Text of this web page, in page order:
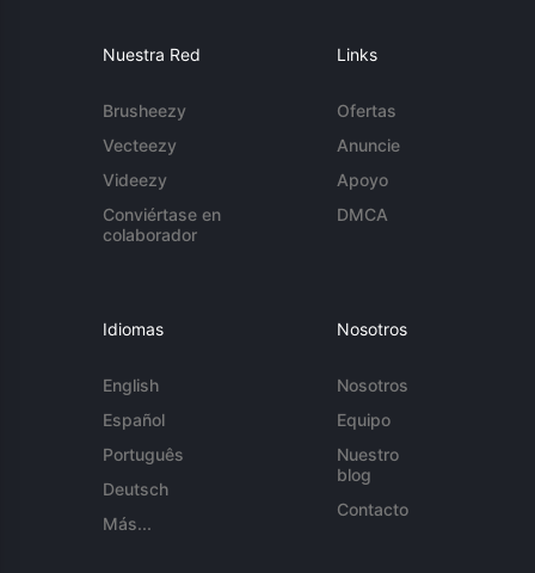
Nuestra Red
Brusheezy
Vecteezy
Videezy
Conviértase en
colaborador
Links
Ofertas
Anuncie
Apoyo
DMCA
Idiomas
English
Español
Português
Deutsch
Más...
Nosotros
Nosotros
Equipo
Nuestro
blog
Contacto